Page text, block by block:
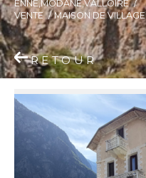
ENNE,MODANE,VALLOIRE
VENTE
MAISON DE VILLAGE
RETOUR